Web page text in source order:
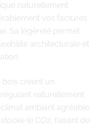
naturellement
vos factures
Sa légèreté permet
architecturale et
créent un
naturellement
ambiant agréable
le CO2, faisant de